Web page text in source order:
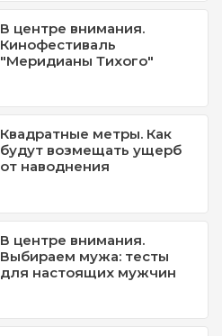
В центре внимания.
Кинофестиваль
"Меридианы Тихого"
Квадратные метры. Как
будут возмещать ущерб
от наводнения
В центре внимания.
Выбираем мужа: тесты
для настоящих мужчин